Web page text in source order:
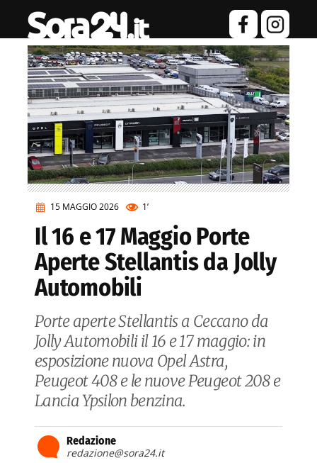
15 MAGGIO 2026 1’
Il 16 e 17 Maggio Porte
Aperte Stellantis da Jolly
Automobili
Porte aperte Stellantis a Ceccano da
Jolly Automobili il 16 e 17 maggio: in
esposizione nuova Opel Astra,
Peugeot 408 e le nuove Peugeot 208 e
Lancia Ypsilon benzina.
Redazione
redazione@sora24.it